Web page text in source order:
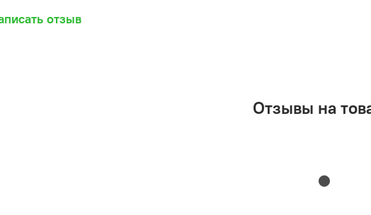
отзыв
Отзывы на